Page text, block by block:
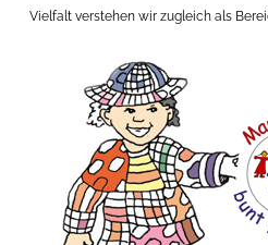
Vielfalt verstehen wir zugleich als